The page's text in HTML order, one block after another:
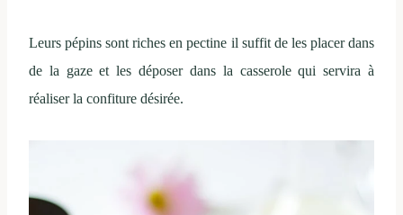
Leurs pépins sont riches en pectine il suffit de les placer dans
de la gaze et les déposer dans la casserole qui servira à
réaliser la confiture désirée.